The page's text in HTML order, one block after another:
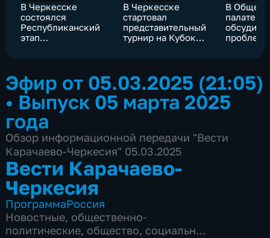
В Черкесске
состоялся
Республиканский
этап
России 2025"
В Черкесске
стартовал
представительный
турнир на Кубок
В
палате
обсудили
духовно-
Эфир от 05.03.2025 (21:05)
• Выпуск 05 марта 2025
года
Обзор информационной передачи "Вести
Карачаево-Черкесия" 05.03.2025
Вести Карачаево-
Черкесия
ПрограммаРоссия
Новостные, общественно-
политические, общество, социально-